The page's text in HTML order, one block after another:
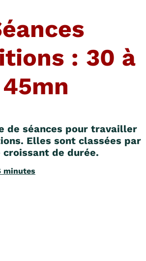
: 30 à
45mn
de séances pour travailler
Elles sont classées par
croissant de durée.
minutes